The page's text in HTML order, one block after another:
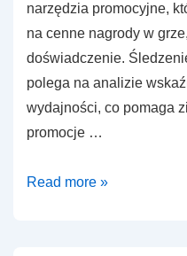
narzędzia promocyjne,
na cenne nagrody w
doświadczenie.
polega na analizie
wydajności, co pomaga
promocje …
Kody
Read more »